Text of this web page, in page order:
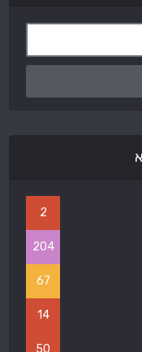
2
204
67
14
50